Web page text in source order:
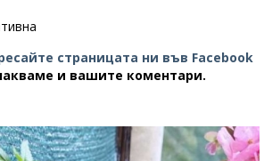
страницата ни във Facebook
и вашите коментари.